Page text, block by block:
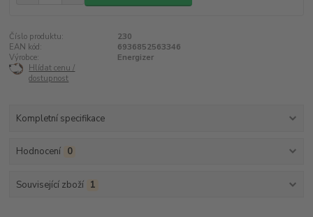
Číslo produktu:
230
EAN kód:
6936852563346
Výrobce:
Energizer
Hlídat cenu /
dostupnost
Kompletní specifikace
Hodnocení 0
Související zboží 1